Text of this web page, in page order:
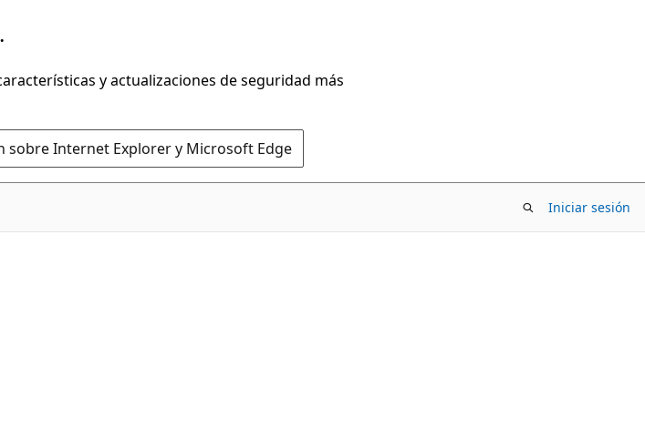
y actualizaciones de seguridad más
sobre Internet Explorer y Microsoft Edge
Iniciar sesión